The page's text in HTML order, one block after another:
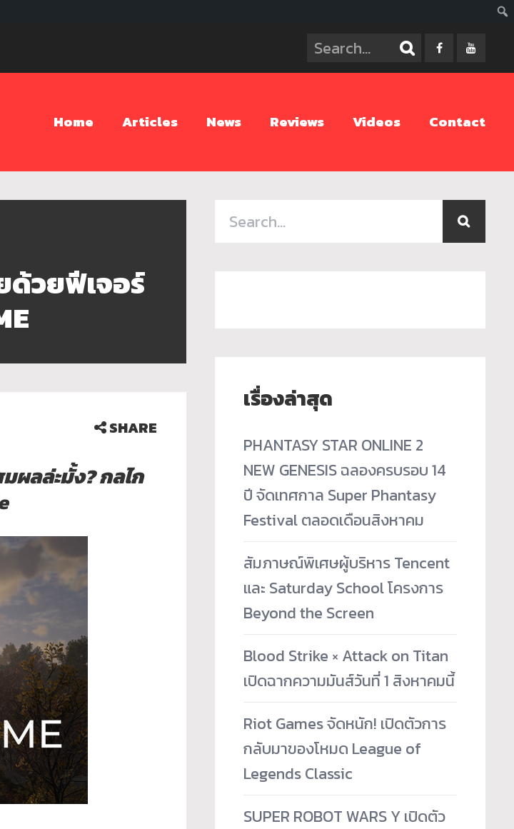
Home Articles News Reviews Videos Contact
ด้วยฟีเจอร์
SHARE
ผลล่ะมั้ง? กลไก
เรื่องล่าสุด
PHANTASY STAR ONLINE 2
NEW GENESIS ฉลองครบรอบ 14
ปี จัดเทศกาล Super Phantasy
Festival ตลอดเดือนสิงหาคม
สัมภาษณ์พิเศษผู้บริหาร Tencent
และ Saturday School โครงการ
Beyond the Screen
Blood Strike × Attack on Titan
เปิดฉากความมันส์วันที่ 1 สิงหาคมนี้
Riot Games จัดหนัก! เปิดตัวการ
กลับมาของโหมด League of
Legends Classic
SUPER ROBOT WARS Y เปิดตัว